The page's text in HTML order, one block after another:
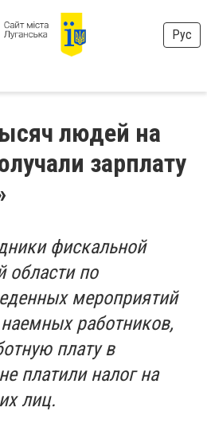
Рус
людей на
зарплату
фискальной
области по
мероприятий
работников,
плату в
платили налог на
лиц.